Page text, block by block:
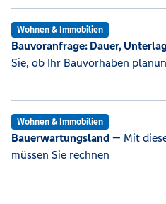
Wohnen & Immobilien
Bauvoranfrage: Dauer,
Sie, ob Ihr Bauvorhaben
Wohnen & Immobilien
Bauerwartungsland — Mit
müssen Sie rechnen